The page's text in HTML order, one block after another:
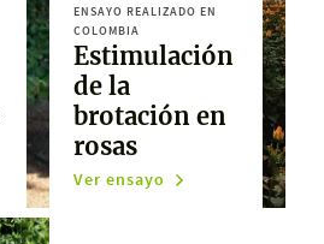
ENSAYO REALIZADO EN
COLOMBIA
Estimulación
de la
brotación en
rosas
Ver ensayo